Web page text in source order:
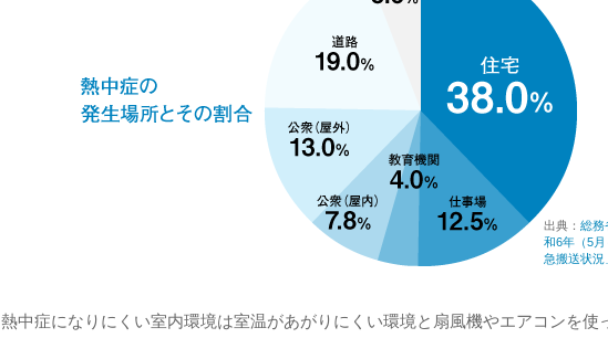
出典： 総務
和6年（5
急搬送状況
熱中症になりにくい室内環境は室温があがりにくい環境と扇風機やエアコンを使